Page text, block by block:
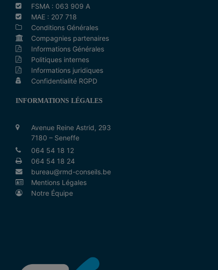
FSMA : 063 909 A
MAE : 207 718
Conditions Générales
Compagnies partenaires
Informations Générales
Politiques internes
Informations juridiques
Confidentialité RGPD
INFORMATIONS LÉGALES
Avenue Reine Astrid, 293
7180 – Seneffe
064 54 18 12
064 54 18 24
bureau@rmd-conseils.be
Mentions Légales
Notre Équipe